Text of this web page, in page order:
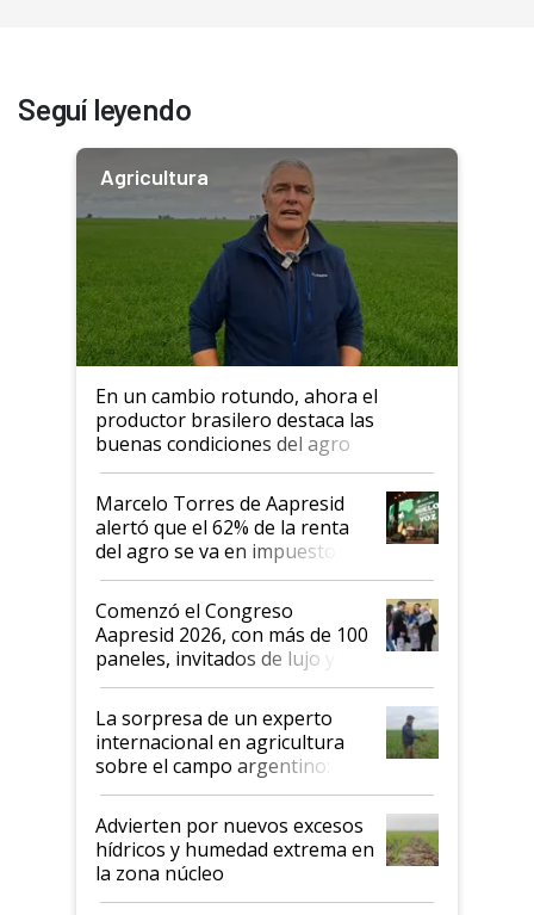
Seguí leyendo
Agricultura
En un cambio rotundo, ahora el
productor brasilero destaca las
buenas condiciones del agro
argentino para invertir: "Los veo
más motivados"
Marcelo Torres de Aapresid
alertó que el 62% de la renta
del agro se va en impuestos:
"No es bueno que en
Argentina se sigan discutiendo
las mismas cosas de hace 50
años"
Comenzó el Congreso
Aapresid 2026, con más de 100
paneles, invitados de lujo y
todas las tendencias
La sorpresa de un experto
internacional en agricultura
sobre el campo argentino:
"Estoy muy impresionado"
Advierten por nuevos excesos
hídricos y humedad extrema en
la zona núcleo